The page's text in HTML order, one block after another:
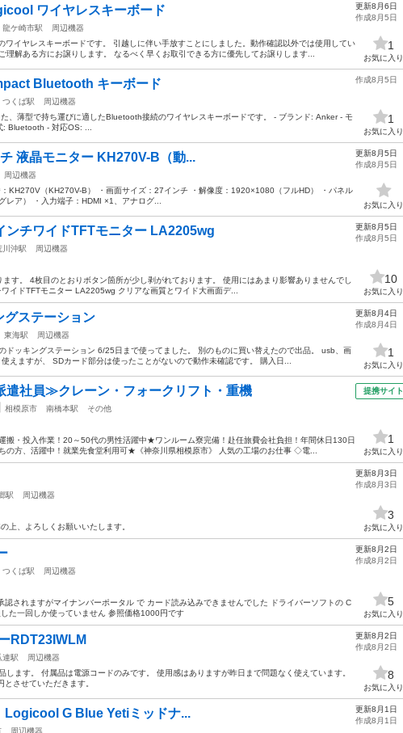
ワイヤレスキーボード
龍ケ崎市駅
周辺機器
ワイヤレスキーボードです。 引越しに伴い手放すことにしました。動作確認以外では使用してい
理解ある方にお譲りします。 なるべく早くお取引できる方に優先してお譲りします...
更新8月6日
作成8月5日
1
お気に入り
Bluetooth キーボード
つくば駅
周辺機器
、薄型で持ち運びに適したBluetooth接続のワイヤレスキーボードです。 - ブランド: Anker - モ
Bluetooth - 対応OS: ...
作成8月5日
1
お気に入り
液晶モニター KH270V-B（動...
周辺機器
：KH270V（KH270V-B） ・画面サイズ：27インチ ・解像度：1920×1080（フルHD） ・パネル
レア） ・入力端子：HDMI ×1、アナログ...
更新8月5日
作成8月5日
お気に入り
ンチワイドTFTモニター LA2205wg
川沖駅
周辺機器
す。 4枚目のとおりボタン箇所が少し剥がれております。 使用にはあまり影響ありませんでし
イドTFTモニター LA2205wg クリアな画質とワイド大画面デ...
更新8月5日
作成8月5日
10
お気に入り
グステーション
東海駅
周辺機器
ドッキングステーション 6/25日まで使ってました。 別のものに買い替えたので出品。 usb、画
えますが、 SDカード部分は使ったことがないので動作未確認です。 購入日...
更新8月4日
作成8月4日
1
お気に入り
社員≫クレーン・フォークリフト・重機
相模原市 南橋本駅 その他
搬・投入作業！20～50代の男性活躍中★ワンルーム寮完備！赴任旅費会社負担！年間休日130日
の方、活躍中！就業先食堂利用可★《神奈川県相模原市》 人気の工場のお仕事 ◇電...
提携サイト
1
お気に入り
駅
周辺機器
上、よろしくお願いいたします。
更新8月3日
作成8月3日
3
お気に入り
つくば駅
周辺機器
認されますがマイナンバーポータル で カード読み込みできませんでした ドライバーソフトの C
た一回しか使っていません 参照価格1000円です
更新8月2日
作成8月2日
5
お気に入り
RDT23IWLM
連駅
周辺機器
します。 付属品は電源コードのみです。 使用感はありますが昨日まで問題なく使えています。
させていただきます。
更新8月2日
作成8月2日
8
お気に入り
Logicool G Blue Yetiミッドナ...
周辺機器
更新8月1日
作成8月1日